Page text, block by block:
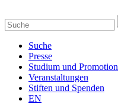
Suche
Presse
Studium und Promotion
Veranstaltungen
Stiften und Spenden
EN